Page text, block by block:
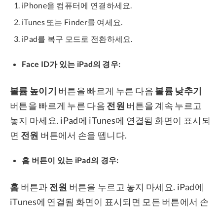
iPhone을 컴퓨터에 연결하세요.
iTunes 또는 Finder를 여세요.
iPad를 복구 모드로 전환하세요.
Face ID가 있는 iPad의 경우:
볼륨 높이기 버튼을 빠르게 누른 다음 볼륨 낮추기
버튼을 빠르게 누른 다음 전원 버튼을 계속 누르고
놓지 마세요. iPad에 iTunes에 연결됨 화면이 표시되
면 전원 버튼에서 손을 뗍니다.
홈 버튼이 있는 iPad의 경우:
홈 버튼과 전원 버튼을 누르고 놓지 마세요. iPad에
iTunes에 연결됨 화면이 표시되면 모든 버튼에서 손